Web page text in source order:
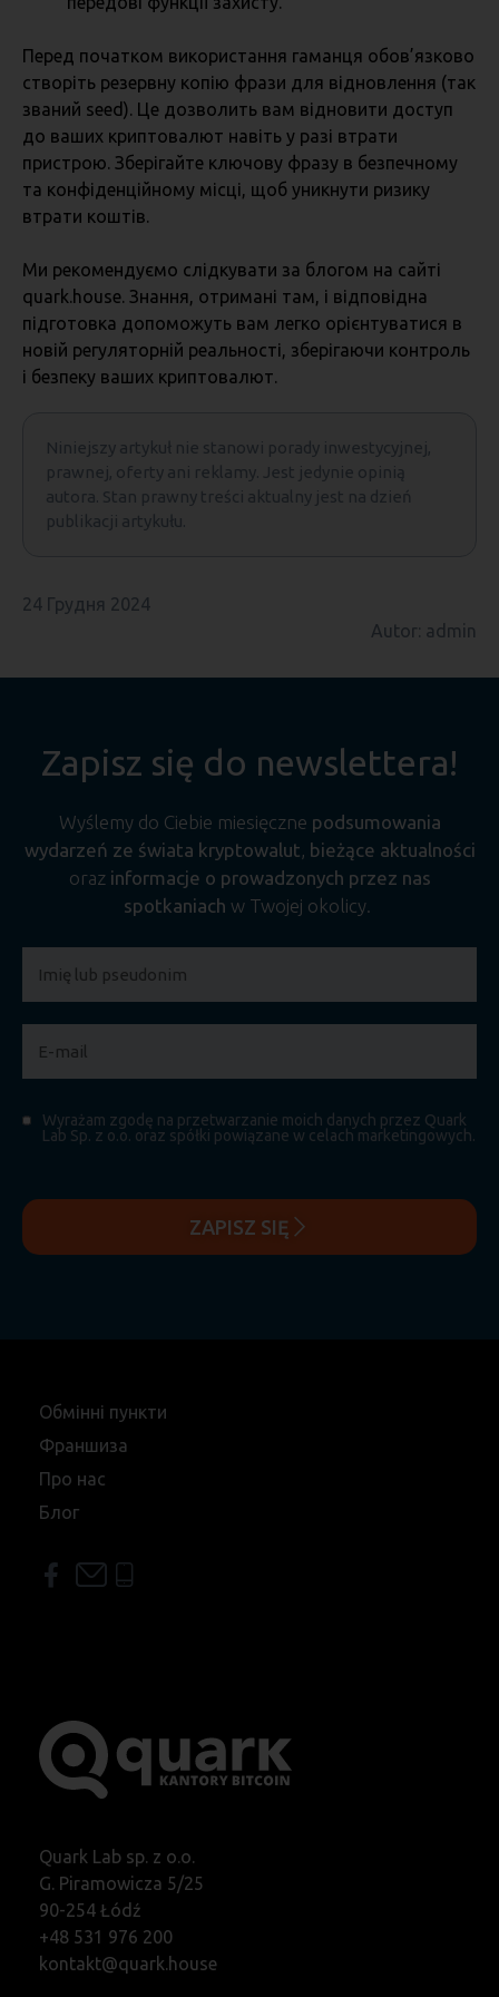
Перед початком використання гаманця обов’язково
створіть резервну копію фрази для відновлення (так
званий seed). Це дозволить вам відновити доступ
до ваших криптовалют навіть у разі втрати
пристрою. Зберігайте ключову фразу в безпечному
та конфіденційному місці, щоб уникнути ризику
втрати коштів.
Ми рекомендуємо слідкувати за блогом на сайті
quark.house. Знання, отримані там, і відповідна
підготовка допоможуть вам легко орієнтуватися в
новій регуляторній реальності, зберігаючи контроль
і безпеку ваших криптовалют.
Niniejszy artykuł nie stanowi porady inwestycyjnej,
prawnej, oferty ani reklamy. Jest jedynie opinią
autora. Stan prawny treści aktualny jest na dzień
publikacji artykułu.
24 Грудня 2024
Autor: admin
Zapisz się do newslettera!
Wyślemy do Ciebie miesięczne podsumowania
wydarzeń ze świata kryptowalut, bieżące aktualności
oraz informacje o prowadzonych przez nas
spotkaniach w Twojej okolicy.
Wyrażam zgodę na przetwarzanie moich danych przez Quark
Lab Sp. z o.o. oraz spółki powiązane w celach marketingowych.
ZAPISZ SIĘ
Обмінні пункти
Франшиза
Про нас
Блог
Quark Lab sp. z o.o.
G. Piramowicza 5/25
90-254 Łódź
+48 531 976 200
kontakt@quark.house